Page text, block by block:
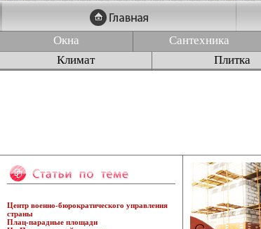
Окна Сантехника
Климат
Плитка
Центр военно-бюрократического управления
страны
Плац-парадные площади